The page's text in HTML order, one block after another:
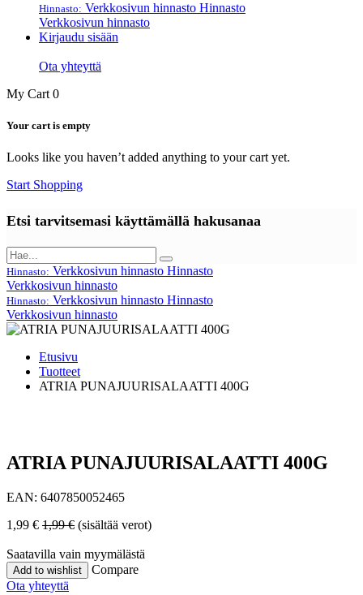
Hinnasto: Verkkosivun hinnasto Hinnasto
Verkkosivun hinnasto
Kirjaudu sisään
Ota yhteyttä
My Cart 0
Your cart is empty
Looks like you haven’t added anything to your cart yet.
Start Shopping
Etsi tarvitsemasi käyttämällä hakusanaa
Hinnasto: Verkkosivun hinnasto Hinnasto
Verkkosivun hinnasto
Hinnasto: Verkkosivun hinnasto Hinnasto
Verkkosivun hinnasto
Etusivu
Tuotteet
ATRIA PUNAJUURISALAATTI 400G
ATRIA PUNAJUURISALAATTI 400G
EAN: 6407850052465
1,99 € 1,99€ (sisältää verot)
Saatavilla vain myymälästä
Add to wishlist
Compare
Ota yhteyttä